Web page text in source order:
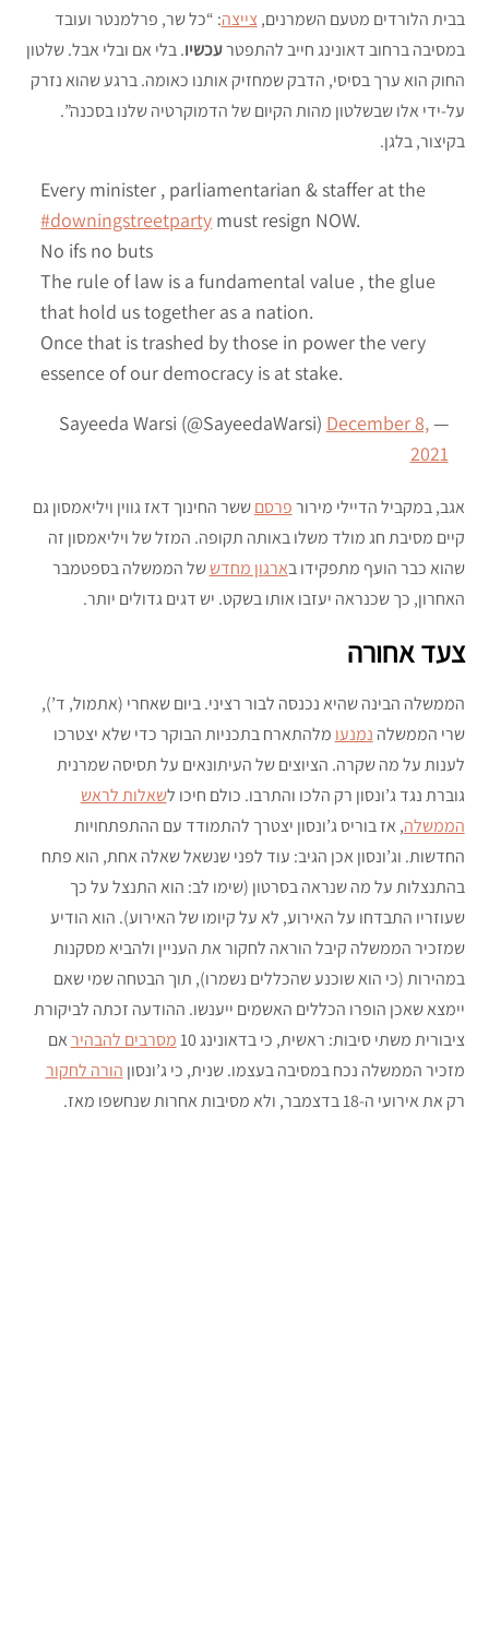
בבית הלורדים מטעם השמרנים,צייצה: “כל שר, פרלמנטר ועובד
במסיבה ברחוב דאונינג חייב להתפטרעכשיו. בלי אם ובלי אבל. שלטון
החוק הוא ערך בסיסי, הדבק שמחזיק אותנו כאומה. ברגע שהוא נזרק
על-ידי אלו שבשלטון מהות הקיום של הדמוקרטיה שלנו בסכנה”.
בקיצור, בלגן.
Every minister , parliamentarian & staffer at the
#downingstreetparty must resign NOW.
No ifs no buts
The rule of law is a fundamental value , the glue
that hold us together as a nation.
Once that is trashed by those in power the very
essence of our democracy is at stake.
— Sayeeda Warsi (@SayeedaWarsi)
December 8,
2021
אגב, במקביל הדיילי מירורפרסםששר החינוך דאז גווין ויליאמסון גם
קיים מסיבת חג מולד משלו באותה תקופה. המזל של ויליאמסון זה
שהוא כבר הועף מתפקידו בארגון מחדששל הממשלה בספטמבר
האחרון, כך שכנראה יעזבו אותו בשקט. יש דגים גדולים יותר.
צעד אחורה
הממשלה הבינה שהיא נכנסה לבור רציני. ביום שאחרי (אתמול, ד’),
שרי הממשלה נמנעו מלהתארח בתכניות הבוקר כדי שלא יצטרכו
לענות על מה שקרה. הציוצים של העיתונאים על תסיסה שמרנית
גוברת נגד ג’ונסון רק הלכו והתרבו. כולם חיכו לשאלות לראש
הממשלה, אז בוריס ג’ונסון יצטרך להתמודד עם ההתפתחויות
החדשות. וג’ונסון אכן הגיב: עוד לפני שנשאל שאלה אחת, הוא פתח
בהתנצלות על מה שנראה בסרטון (שימו לב: הוא התנצל על כך
שעוזריו התבדחו על האירוע, לא על קיומו של האירוע). הוא הודיע
שמזכיר הממשלה קיבל הוראה לחקור את העניין ולהביא מסקנות
במהירות (כי הוא שוכנע שהכללים נשמרו), תוך הבטחה שמי שאם
יימצא שאכן הופרו הכללים האשמים ייענשו. ההודעה זכתה לביקורת
ציבורית משתי סיבות: ראשית, כי בדאונינג 10
מסרבים להבהיראם
מזכיר הממשלה נכח במסיבה בעצמו. שנית, כי ג’ונסון הורה לחקור
רק את אירועי ה-18 בדצמבר, ולא מסיבות אחרות שנחשפו מאז.